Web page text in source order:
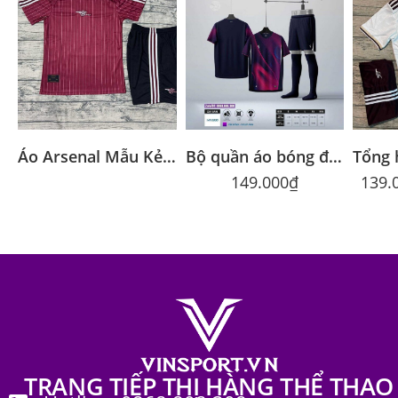
Áo Arsenal Mẫu Kẻ Mận 2026 – Vải Thái Cao Cấp | Vinsport Bộ quần áo bóng đá Strivend V7 chính hãng nhiều màu
149.000₫
TRANG TIẾP THỊ HÀNG THỂ THAO